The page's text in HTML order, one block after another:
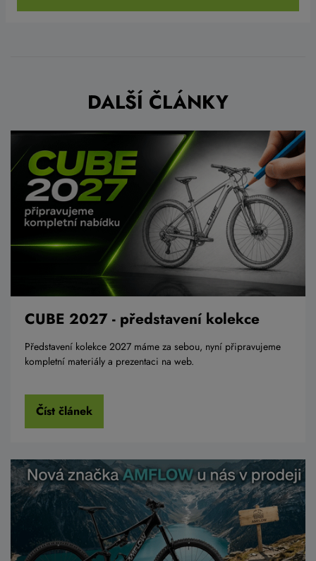
DALŠÍ ČLÁNKY
CUBE 2027 - představení kolekce
Představení kolekce 2027 máme za sebou, nyní připravujeme
kompletní materiály a prezentaci na web.
Číst článek